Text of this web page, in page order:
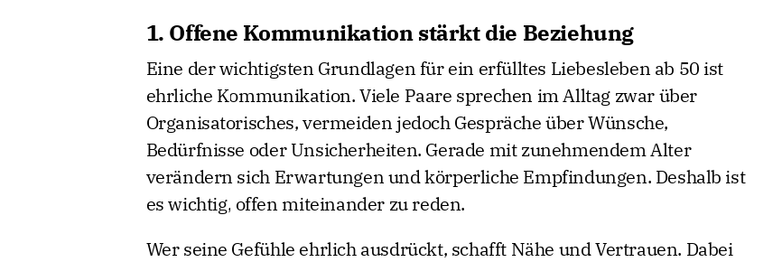
1. Offene Kommunikation stärkt die Beziehung
Eine der wichtigsten Grundlagen für ein erfülltes Liebesleben ab 50 ist
ehrliche Kommunikation. Viele Paare sprechen im Alltag zwar über
Organisatorisches, vermeiden jedoch Gespräche über Wünsche,
Bedürfnisse oder Unsicherheiten. Gerade mit zunehmendem Alter
verändern sich Erwartungen und körperliche Empfindungen. Deshalb ist
es wichtig, offen miteinander zu reden.
Wer seine Gefühle ehrlich ausdrückt, schafft Nähe und Vertrauen. Dabei